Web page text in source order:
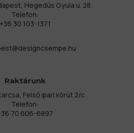
Hegedűs Gyula u. 28.
Telefon:
+36 30 103-1371
Raktárunk
Felső ipari körút 2/c
Telefon:
70 606-6897